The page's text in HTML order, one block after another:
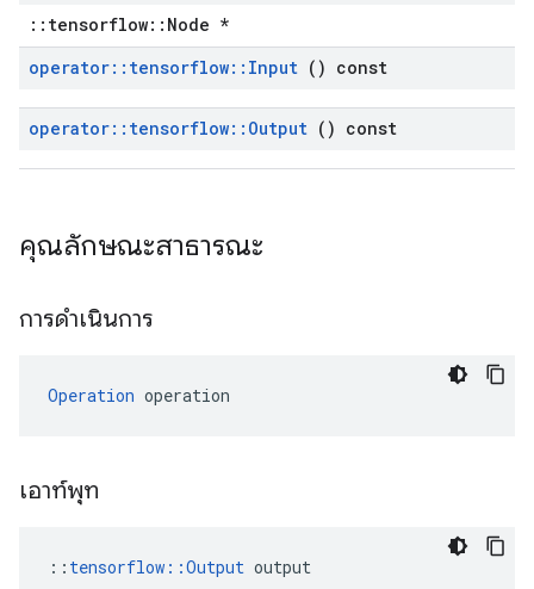
::tensorflow::Node *
operator:: tensorflow:: Input () const
operator:: tensorflow:: Output () const
คุณลักษณะสาธารณะ
การดำเนินการ
Operation operation
เอาท์พุท
:: tensorflow::Output output